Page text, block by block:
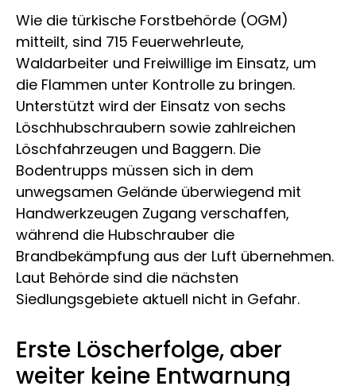
Wie die türkische Forstbehörde (OGM)
mitteilt, sind 715 Feuerwehrleute,
Waldarbeiter und Freiwillige im Einsatz, um
die Flammen unter Kontrolle zu bringen.
Unterstützt wird der Einsatz von sechs
Löschhubschraubern sowie zahlreichen
Löschfahrzeugen und Baggern. Die
Bodentrupps müssen sich in dem
unwegsamen Gelände überwiegend mit
Handwerkzeugen Zugang verschaffen,
während die Hubschrauber die
Brandbekämpfung aus der Luft übernehmen.
Laut Behörde sind die nächsten
Siedlungsgebiete aktuell nicht in Gefahr.
Erste Löscherfolge, aber
weiter keine Entwarnung